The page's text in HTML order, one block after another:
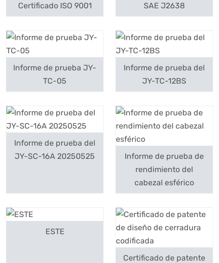
Certificado ISO 9001 SAE J2638
Informe de prueba JY-
TC-05
Informe de prueba del
JY-TC-12BS
Informe de prueba del
JY-SC-16A 20250525
Informe de prueba de
rendimiento del
cabezal esférico
ESTE
Certificado de patente